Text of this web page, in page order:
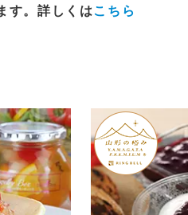
す。詳しくはこちら